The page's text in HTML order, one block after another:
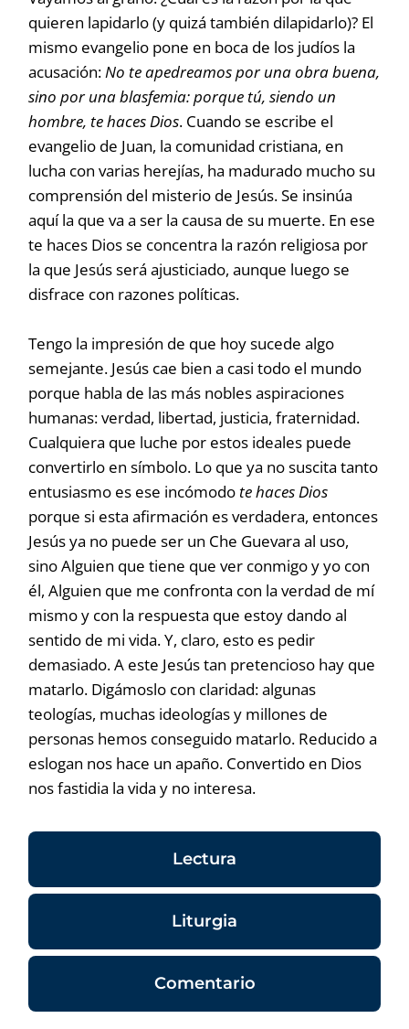
quieren lapidarlo (y quizá también dilapidarlo)? El
mismo evangelio pone en boca de los judíos la
acusación:No te apedreamos por una obra buena,
sino por una blasfemia: porque tú, siendo un
hombre, te haces Dios. Cuando se escribe el
evangelio de Juan, la comunidad cristiana, en
lucha con varias herejías, ha madurado mucho su
comprensión del misterio de Jesús. Se insinúa
aquí la que va a ser la causa de su muerte. En ese
te haces Dios se concentra la razón religiosa por
la que Jesús será ajusticiado, aunque luego se
disfrace con razones políticas.
Tengo la impresión de que hoy sucede algo
semejante. Jesús cae bien a casi todo el mundo
porque habla de las más nobles aspiraciones
humanas: verdad, libertad, justicia, fraternidad.
Cualquiera que luche por estos ideales puede
convertirlo en símbolo. Lo que ya no suscita tanto
entusiasmo es ese incómodote haces Dios
porque si esta afirmación es verdadera, entonces
Jesús ya no puede ser un Che Guevara al uso,
sino Alguien que tiene que ver conmigo y yo con
él, Alguien que me confronta con la verdad de mí
mismo y con la respuesta que estoy dando al
sentido de mi vida. Y, claro, esto es pedir
demasiado. A este Jesús tan pretencioso hay que
matarlo. Digámoslo con claridad: algunas
teologías, muchas ideologías y millones de
personas hemos conseguido matarlo. Reducido a
eslogan nos hace un apaño. Convertido en Dios
nos fastidia la vida y no interesa.
Lectura
Liturgia
Comentario